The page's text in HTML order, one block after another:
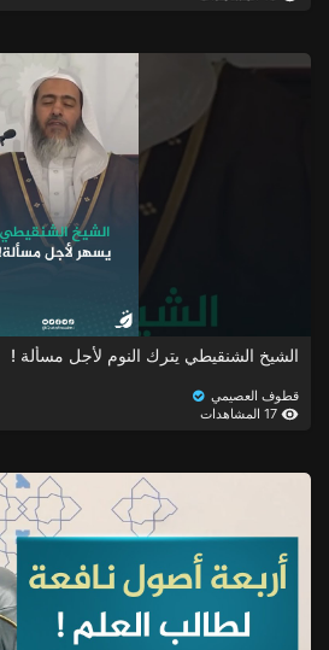
الشيخ الشنقيطي يترك النوم لأجل مسألة !
قطوف العصيمي